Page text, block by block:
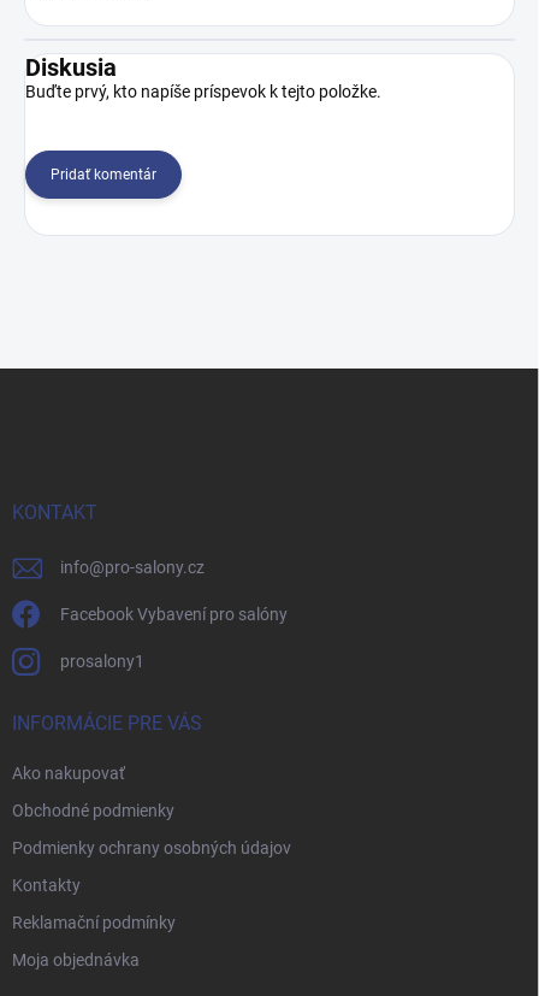
Diskusia
Buďte prvý, kto napíše príspevok k tejto položke.
Pridať komentár
KONTAKT
info@pro-salony.cz
Facebook Vybavení pro salóny
prosalony1
INFORMÁCIE PRE VÁS
Ako nakupovať
Obchodné podmienky
Podmienky ochrany osobných údajov
Kontakty
Reklamační podmínky
Moja objednávka